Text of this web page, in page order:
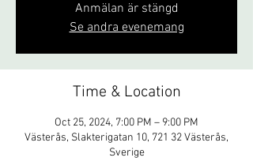
Anmälan är stängd
Se andra evenemang
Time & Location
Oct 25, 2024, 7:00 PM – 9:00 PM
Västerås, Slakterigatan 10, 721 32 Västerås,
Sverige